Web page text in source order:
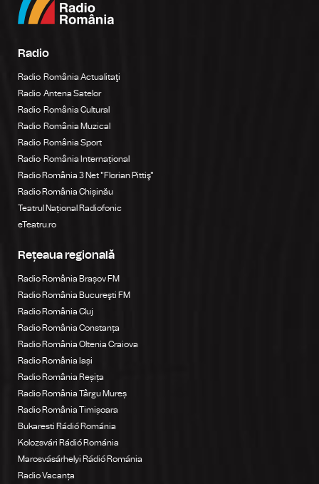
Radio
Radio România Actualitaţi
Radio Antena Satelor
Radio România Cultural
Radio România Muzical
Radio România Sport
Radio România Internațional
Radio România 3 Net "Florian Pittiş"
Radio România Chișinău
Teatrul Național Radiofonic
eTeatru.ro
Rețeaua regională
Radio România Brașov FM
Radio România Bucureşti FM
Radio România Cluj
Radio România Constanța
Radio România Oltenia Craiova
Radio România Iași
Radio România Reșița
Radio România Târgu Mureș
Radio România Timișoara
Bukaresti Rádió Románia
Kolozsvári Rádió Románia
Marosvásárhelyi Rádió Románia
Radio Vacanța